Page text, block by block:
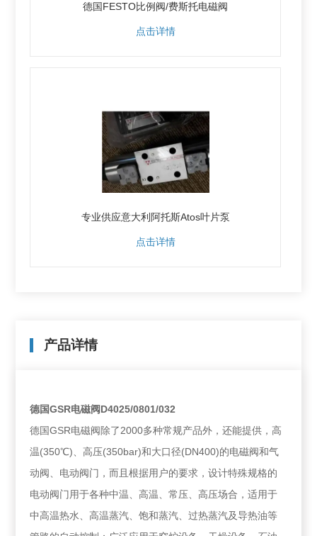
德国FESTO比例阀/费斯托电磁阀
点击详情
专业供应意大利阿托斯Atos叶片泵
点击详情
产品详情
德国GSR电磁阀D4025/0801/032
德国GSR电磁阀除了2000多种常规产品外，还能提供，高
温(350℃)、高压(350bar)和大口径(DN400)的电磁阀和气
动阀、电动阀门，而且根据用户的要求，设计特殊规格的
电动阀门用于各种中温、高温、常压、高压场合，适用于
中高温热水、高温蒸汽、饱和蒸汽、过热蒸汽及导热油等